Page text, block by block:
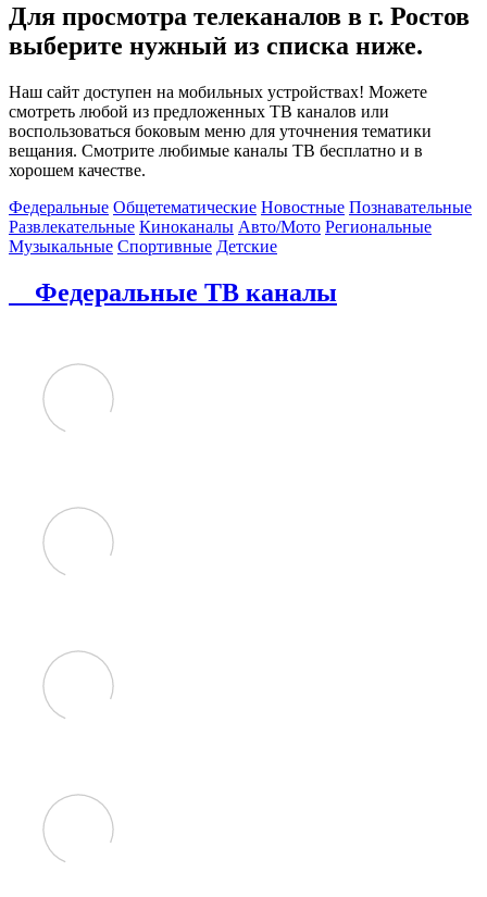
Для просмотра телеканалов в г. Ростов
выберите нужный из списка ниже.
Наш сайт доступен на мобильных устройствах! Можете
смотреть любой из предложенных ТВ каналов или
воспользоваться боковым меню для уточнения тематики
вещания. Смотрите любимые каналы ТВ бесплатно и в
хорошем качестве.
Федеральные Общетематические Новостные Познавательные
Развлекательные Киноканалы Авто/Мото Региональные
Музыкальные Спортивные Детские
Федеральные ТВ каналы